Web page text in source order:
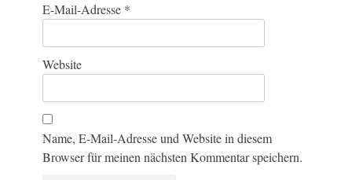
E-Mail-Adresse *
Website
Name, E-Mail-Adresse und Website in diesem
Browser für meinen nächsten Kommentar speichern.